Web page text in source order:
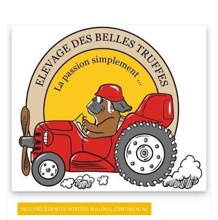
NOS PRÉCÉDENTES PORTÉES BULLDOG CONTINENTAL